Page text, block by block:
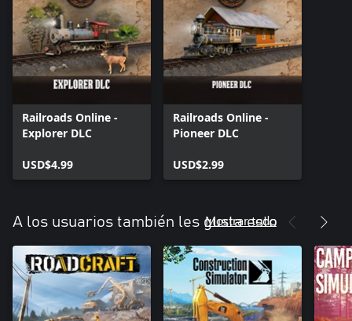
Railroads Online -
Explorer DLC
USD$4.99
Railroads Online -
Pioneer DLC
USD$2.99
A los usuarios también les gusta esto
Mostrar todo